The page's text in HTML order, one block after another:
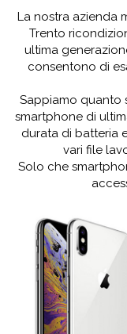
La nostra azienda
Trento
ultima
consentono di
Sappiamo quanto
smartphone di
durata di batteria
vari file
Solo che